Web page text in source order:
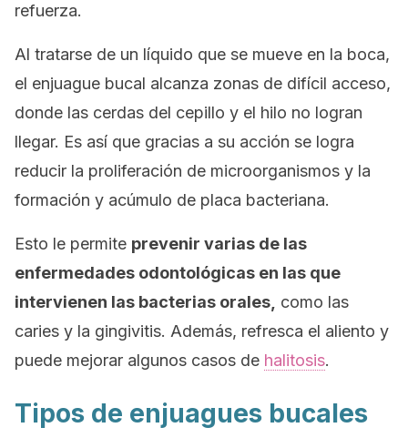
refuerza.
Al tratarse de un líquido que se mueve en la boca,
el enjuague bucal alcanza zonas de difícil acceso,
donde las cerdas del cepillo y el hilo no logran
llegar. Es así que gracias a su acción se logra
reducir la proliferación de microorganismos y la
formación y acúmulo de placa bacteriana.
Esto le permite prevenir varias de las
enfermedades odontológicas en las que
intervienen las bacterias orales, como las
caries y la gingivitis. Además, refresca el aliento y
puede mejorar algunos casos de halitosis.
Tipos de enjuagues bucales